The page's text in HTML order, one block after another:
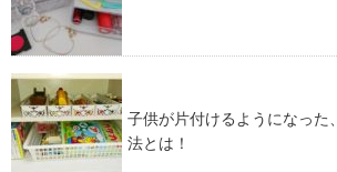
子供が片付けるようになった
法とは！